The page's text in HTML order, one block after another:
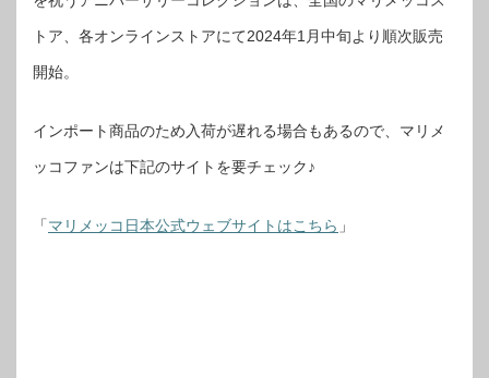
トア、各オンラインストアにて2024年1月中旬より順次販売
開始。
インポート商品のため入荷が遅れる場合もあるので、マリメ
ッコファンは下記のサイトを要チェック♪
「マリメッコ日本公式ウェブサイトはこちら 」